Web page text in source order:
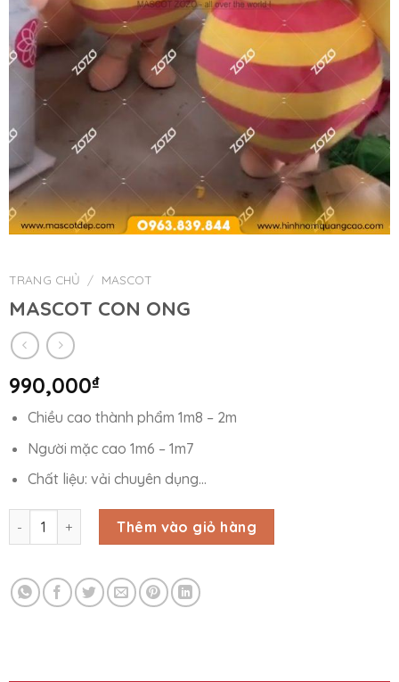
TRANG CHỦ / MASCOT
MASCOT CON ONG
990,000₫
Chiều cao thành phẩm 1m8 – 2m
Người mặc cao 1m6 – 1m7
Chất liệu: vải chuyên dụng…
MASCOT CON ONG số lượngThêm vào giỏ hàng